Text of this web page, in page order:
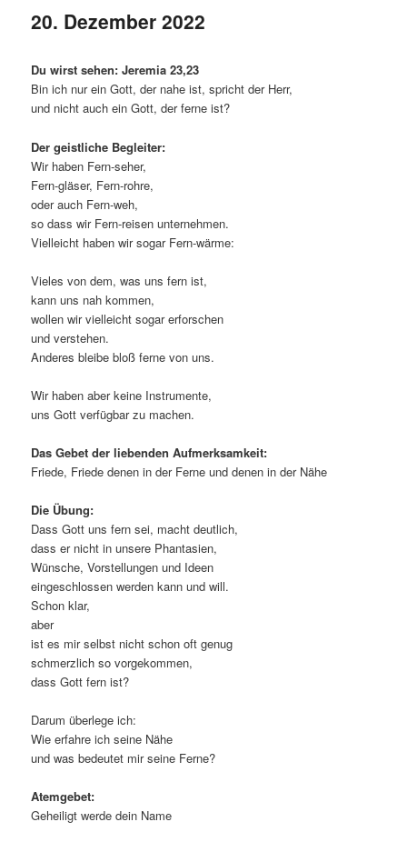
20. Dezember 2022
Du wirst sehen: Jeremia 23,23
Bin ich nur ein Gott, der nahe ist, spricht der Herr,
und nicht auch ein Gott, der ferne ist?
Der geistliche Begleiter:
Wir haben Fern-seher,
Fern-gläser, Fern-rohre,
oder auch Fern-weh,
so dass wir Fern-reisen unternehmen.
Vielleicht haben wir sogar Fern-wärme:
Vieles von dem, was uns fern ist,
kann uns nah kommen,
wollen wir vielleicht sogar erforschen
und verstehen.
Anderes bleibe bloß ferne von uns.
Wir haben aber keine Instrumente,
uns Gott verfügbar zu machen.
Das Gebet der liebenden Aufmerksamkeit:
Friede, Friede denen in der Ferne und denen in der Nähe
Die Übung:
Dass Gott uns fern sei, macht deutlich,
dass er nicht in unsere Phantasien,
Wünsche, Vorstellungen und Ideen
eingeschlossen werden kann und will.
Schon klar,
aber
ist es mir selbst nicht schon oft genug
schmerzlich so vorgekommen,
dass Gott fern ist?
Darum überlege ich:
Wie erfahre ich seine Nähe
und was bedeutet mir seine Ferne?
Atemgebet:
Geheiligt werde dein Name